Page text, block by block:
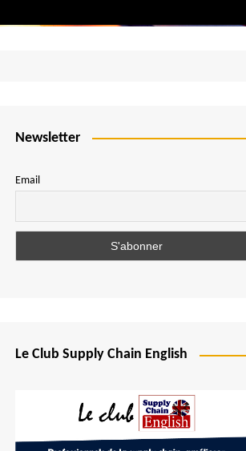
Newsletter
Email
Le Club Supply Chain English